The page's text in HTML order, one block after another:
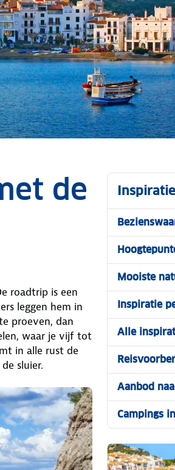
de
roadtrip is een
leggen hem in
proeven, dan
waar je vijf tot
in alle rust de
sluier.
Mooiste
Inspiratie
Alle
Aanbod
Campings